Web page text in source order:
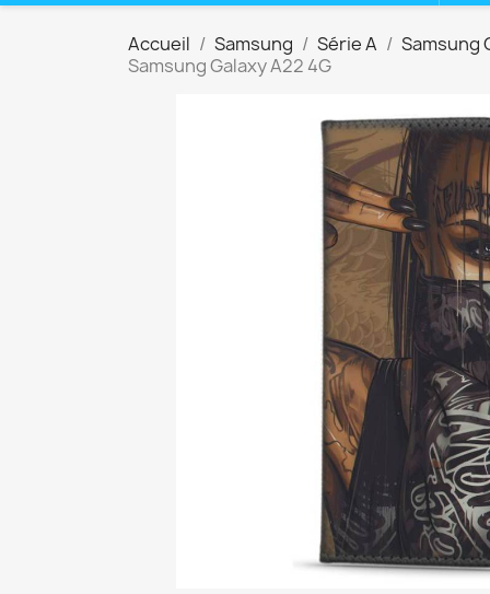
Accueil Samsung Série A
Samsung
Samsung Galaxy A22 4G